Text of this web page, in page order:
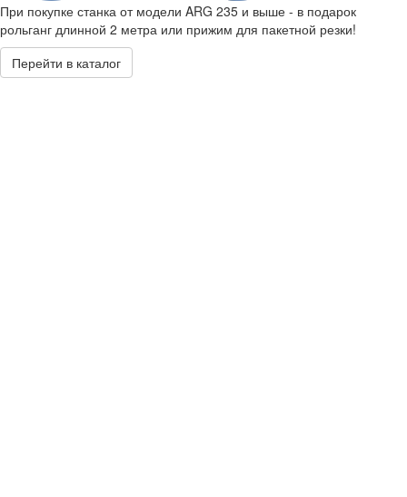
При покупке станка от модели ARG 235 и выше - в подарок
рольганг длинной 2 метра или прижим для пакетной резки!
Перейти в каталог